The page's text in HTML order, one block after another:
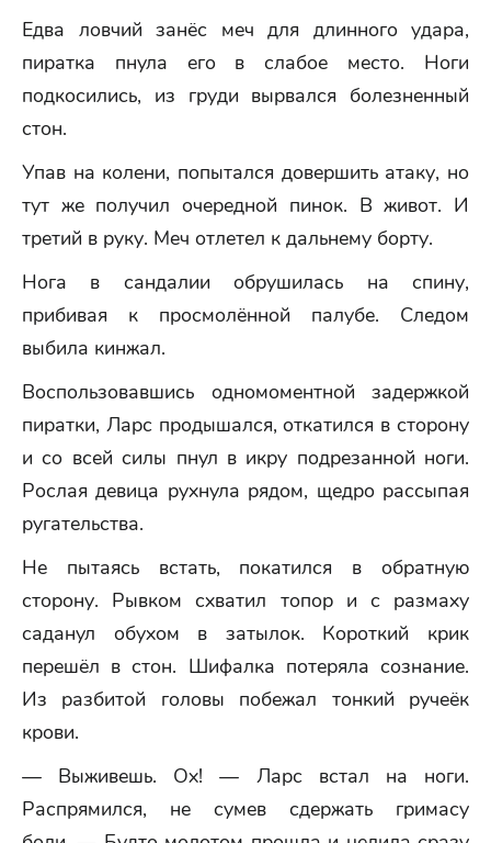
Едва ловчий занёс меч для длинного удара,
пиратка пнула его в слабое место. Ноги
подкосились, из груди вырвался болезненный
стон.
Упав на колени, попытался довершить атаку, но
тут же получил очередной пинок. В живот. И
третий в руку. Меч отлетел к дальнему борту.
Нога в сандалии обрушилась на спину,
прибивая к просмолённой палубе. Следом
выбила кинжал.
Воспользовавшись одномоментной задержкой
пиратки, Ларс продышался, откатился в сторону
и со всей силы пнул в икру подрезанной ноги.
Рослая девица рухнула рядом, щедро рассыпая
ругательства.
Не пытаясь встать, покатился в обратную
сторону. Рывком схватил топор и с размаху
саданул обухом в затылок. Короткий крик
перешёл в стон. Шифалка потеряла сознание.
Из разбитой головы побежал тонкий ручеёк
крови.
— Выживешь. Ох! — Ларс встал на ноги.
Распрямился, не сумев сдержать гримасу